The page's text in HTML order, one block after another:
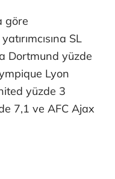
göre
SL
Dortmund yüzde
Lyon
yüzde 3
7,1 ve AFC Ajax